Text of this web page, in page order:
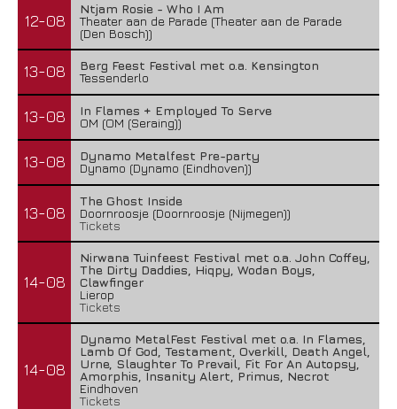
12-08
Ntjam Rosie - Who I Am
Theater aan de Parade (Theater aan de Parade
(Den Bosch))
13-08
Berg Feest Festival met o.a. Kensington
Tessenderlo
13-08
In Flames + Employed To Serve
OM (OM (Seraing))
13-08
Dynamo Metalfest Pre-party
Dynamo (Dynamo (Eindhoven))
13-08
The Ghost Inside
Doornroosje (Doornroosje (Nijmegen))
Tickets
14-08
Nirwana Tuinfeest Festival met o.a. John Coffey,
The Dirty Daddies, Hiqpy, Wodan Boys,
Clawfinger
Lierop
Tickets
14-08
Dynamo MetalFest Festival met o.a. In Flames,
Lamb Of God, Testament, Overkill, Death Angel,
Urne, Slaughter To Prevail, Fit For An Autopsy,
Amorphis, Insanity Alert, Primus, Necrot
Eindhoven
Tickets